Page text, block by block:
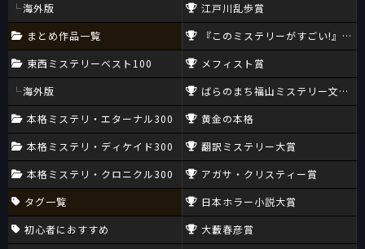
海外版
まとめ作品一覧
東西ミステリーベスト100
海外版
本格ミステリ・エターナル300
本格ミステリ・ディケイド300
本格ミステリ・クロニクル300
タグ一覧
初心者におすすめ
江戸川乱歩賞
『このミステリーがすごい!』大賞
メフィスト賞
ばらのまち福山ミステリー文学新
黄金の本格
翻訳ミステリー大賞
アガサ・クリスティー賞
日本ホラー小説大賞
大藪春彦賞